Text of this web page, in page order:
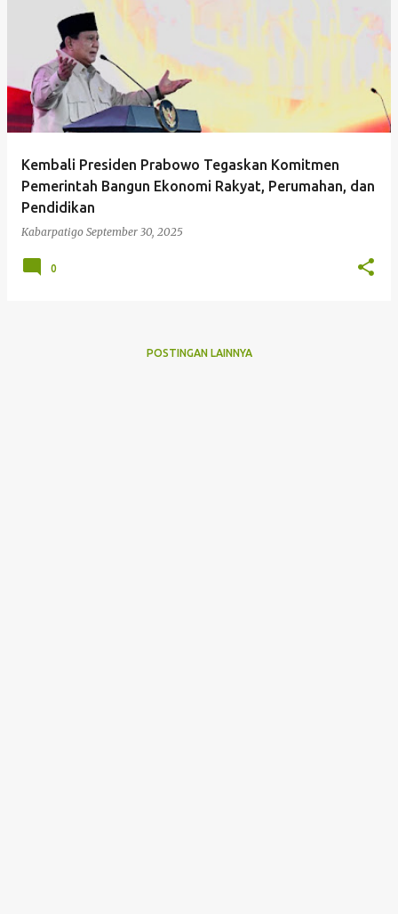
Kembali Presiden Prabowo Tegaskan Komitmen
Pemerintah Bangun Ekonomi Rakyat, Perumahan, dan
Pendidikan
Kabarpatigo September 30, 2025
0
POSTINGAN LAINNYA